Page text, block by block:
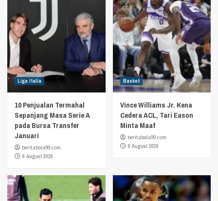
Liga Italia
10 Penjualan Termahal
Sepanjang Masa Serie A
pada Bursa Transfer
Januari
beritabola99.com
6 August 2026
Basket
Vince Williams Jr. Kena
Cedera ACL, Tari Eason
Minta Maaf
beritabola99.com
6 August 2026